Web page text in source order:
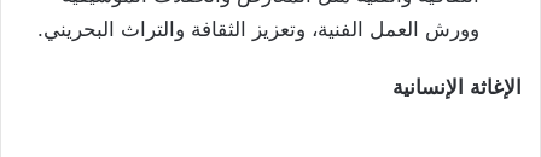
وورش العمل الفنية، وتعزيز الثقافة والتراث البحريني.
الإغاثة الإنسانية